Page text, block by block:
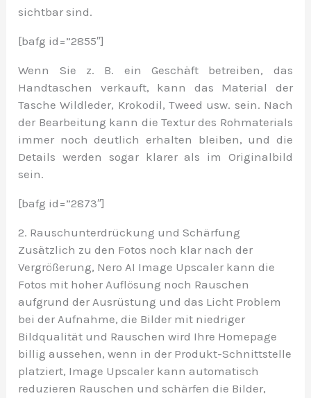
sichtbar sind.
[bafg id=”2855″]
Wenn Sie z. B. ein Geschäft betreiben, das
Handtaschen verkauft, kann das Material der
Tasche Wildleder, Krokodil, Tweed usw. sein. Nach
der Bearbeitung kann die Textur des Rohmaterials
immer noch deutlich erhalten bleiben, und die
Details werden sogar klarer als im Originalbild
sein.
[bafg id=”2873″]
2. Rauschunterdrückung und Schärfung
Zusätzlich zu den Fotos noch klar nach der
Vergrößerung, Nero AI Image Upscaler kann die
Fotos mit hoher Auflösung noch Rauschen
aufgrund der Ausrüstung und das Licht Problem
bei der Aufnahme, die Bilder mit niedriger
Bildqualität und Rauschen wird Ihre Homepage
billig aussehen, wenn in der Produkt-Schnittstelle
platziert, Image Upscaler kann automatisch
reduzieren Rauschen und schärfen die Bilder,